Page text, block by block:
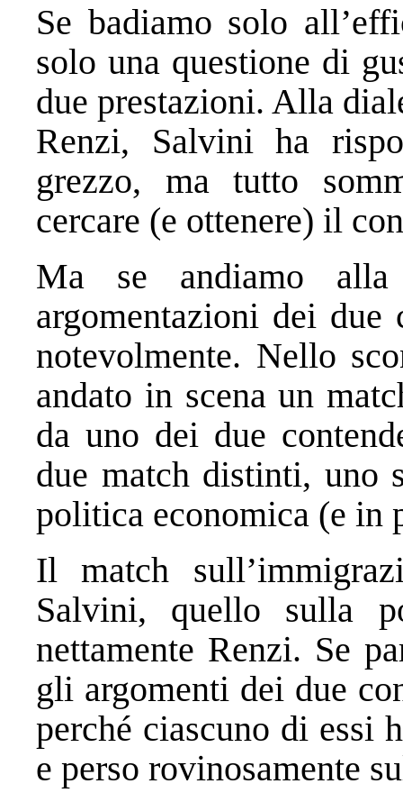
Se badiamo solo
solo una questione di
due prestazioni. Alla
Renzi, Salvini ha
grezzo, ma tutto
cercare (e ottenere) il
Ma se andiamo
argomentazioni dei due
notevolmente. Nello
andato in scena un
da uno dei due
due match distinti, uno
politica economica (e in
Il match
Salvini, quello sulla
nettamente Renzi. Se
gli argomenti dei due
perché ciascuno di essi
e perso rovinosamente